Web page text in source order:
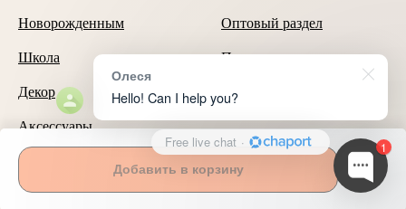
Добавить в корзину
Новорожденным
Школа
Декор
Аксессуары
Оптовый раздел
Политика данных
1
Олеся
Hello! Can I help you?
Free live chat ·